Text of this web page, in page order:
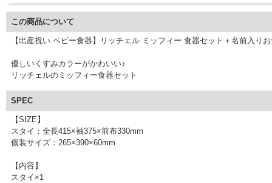
この商品について
【出産祝い ベビー食器】リッチェル ミッフィー 食器セット＋名前入り
優しいくすみカラーがかわいい♪
リッチェルのミッフィー食器セット
SPEC
【SIZE】
スタイ：全長415×袖375×前布330mm
個装サイズ：265×390×60mm
【内容】
スタイ×1